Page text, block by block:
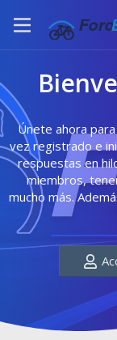
Únete ahora
vez registrado e
respuestas en
miembros,
mucho más.